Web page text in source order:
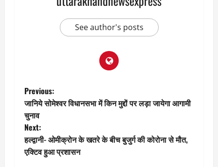
See author's posts
P
o
s
t
Previous:
जानिये सोमेश्वर विधानसभा में किन मुद्दों पर लड़ा जायेगा आगामी
चुनाव
Next:
हल्द्वानी- ओमीक्रोन के खतरे के बीच बुजुर्ग की कोरोना से मौत,
एक्टिव हुआ प्रशासन